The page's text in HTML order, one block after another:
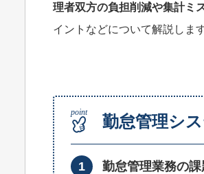
理者双方の負担削減や集計ミ
イントなどについて解説します
勤怠管理シ
勤怠管理業務の課